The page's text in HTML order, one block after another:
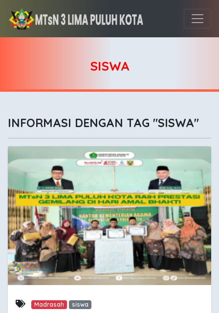
SISWA
INFORMASI DENGAN TAG "SISWA"
Madrasah siswa